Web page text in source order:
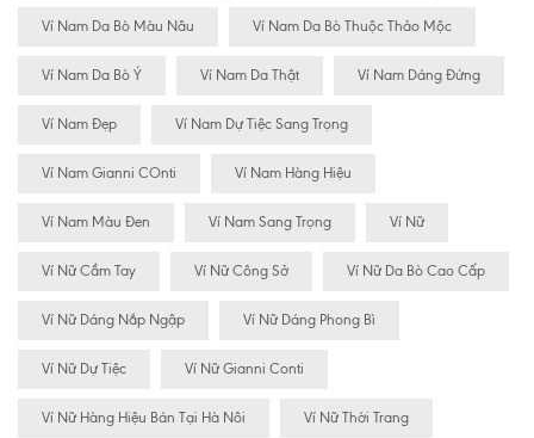
Ví Nam Da Bò Màu Nâu Ví Nam Da Bò Thuộc Thảo Mộc
Ví Nam Da Bò Ý Ví Nam Da Thật Ví Nam Dáng Đứng
Ví Nam Đẹp Ví Nam Dự Tiệc Sang Trọng
Ví Nam Gianni COnti Ví Nam Hàng Hiệu
Ví Nam Màu Đen Ví Nam Sang Trọng Ví Nữ
Ví Nữ Cầm Tay Ví Nữ Công Sở Ví Nữ Da Bò Cao Cấp
Ví Nữ Dáng Nắp Ngập Ví Nữ Dáng Phong Bì
Ví Nữ Dự Tiệc Ví Nữ Gianni Conti
Ví Nữ Hàng Hiệu Bán Tại Hà Nôi Ví Nữ Thời Trang